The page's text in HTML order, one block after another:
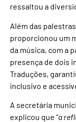
ressaltou a
Além das
proporcionou um
da música, com a
presença de dois
Traduções,
inclusivo e
A secretária
explicou que “a